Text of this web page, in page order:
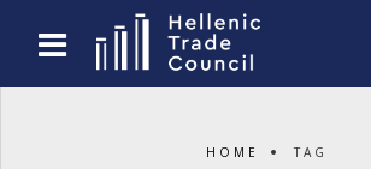
HOME TAG